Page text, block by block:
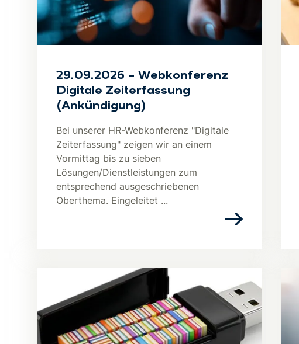
29.09.2026 – Webkonferenz
Digitale Zeiterfassung
(Ankündigung)
Bei unserer HR-Webkonferenz "Digitale
Zeiterfassung" zeigen wir an einem
Vormittag bis zu sieben
Lösungen/Dienstleistungen zum
entsprechend ausgeschriebenen
Oberthema. Eingeleitet ...